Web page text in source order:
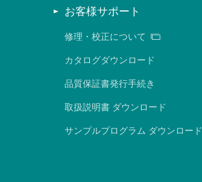
お客様サポート
修理・校正について
カタログダウンロード
品質保証書発行手続き
取扱説明書 ダウンロード
サンプルプログラム ダウンロード